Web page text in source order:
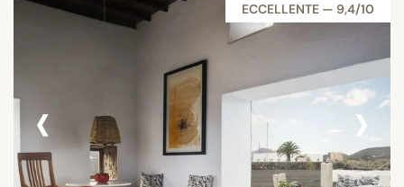
ECCELLENTE — 9,4/10
‹ ›